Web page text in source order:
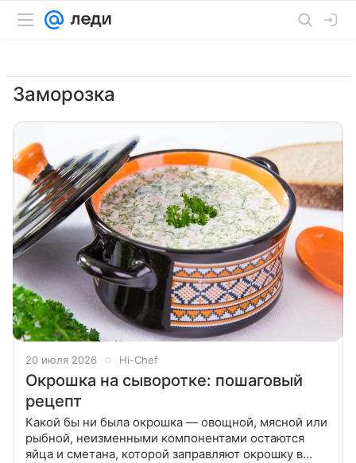
Заморозка
20 июля 2026 Hi-Chef
Окрошка на сыворотке: пошаговый
рецепт
Какой бы ни была окрошка — овощной, мясной или
рыбной, неизменными компонентами остаются
яйца и сметана, которой заправляют окрошку в